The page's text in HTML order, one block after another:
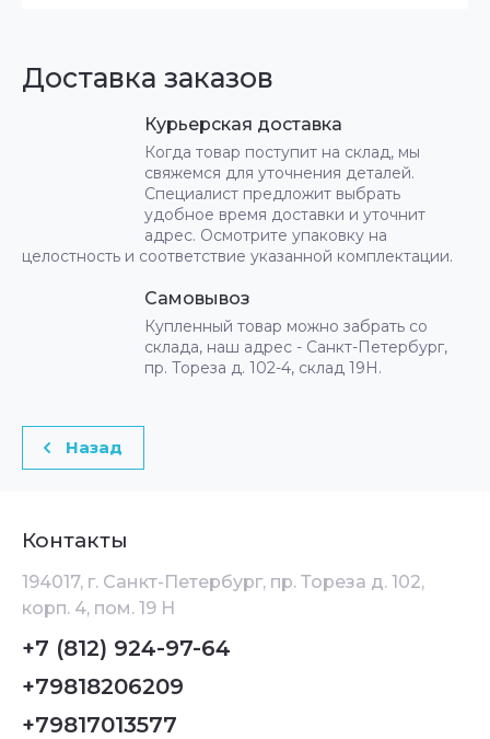
Доставка заказов
Курьерская доставка
Когда товар поступит на склад, мы
свяжемся для уточнения деталей.
Специалист предложит выбрать
удобное время доставки и уточнит
адрес. Осмотрите упаковку на
целостность и соответствие указанной комплектации.
Самовывоз
Купленный товар можно забрать со
склада, наш адрес - Санкт-Петербург,
пр. Тореза д. 102-4, склад 19Н.
Назад
Контакты
194017, г. Санкт-Петербург, пр. Тореза д. 102,
корп. 4, пом. 19 Н
+7 (812) 924-97-64
+79818206209
+79817013577